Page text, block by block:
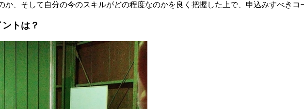
か、そして自分の今のスキルがどの程度なのかを良く把握した上で、申込みすべきコ
トは？